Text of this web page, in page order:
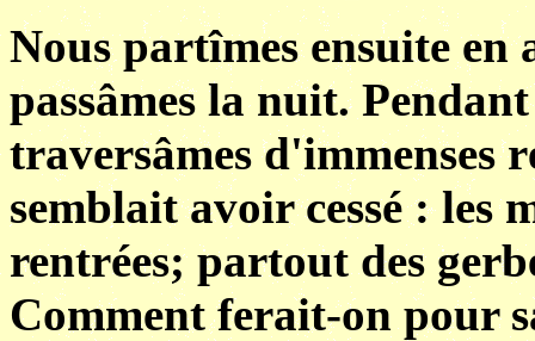
Nous partîmes ensuite en
passâmes la nuit.
traversâmes d'immenses
semblait avoir cessé : les
rentrées; partout des
Comment ferait-on pour